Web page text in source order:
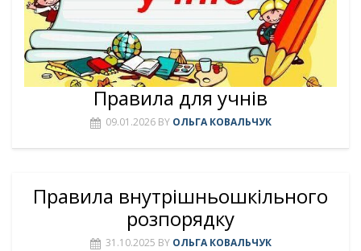
Правила для учнів
09.01.2026 BY ОЛЬГА КОВАЛЬЧУК
Правила внутрішньошкільного
розпорядку
31.10.2025 BY ОЛЬГА КОВАЛЬЧУК